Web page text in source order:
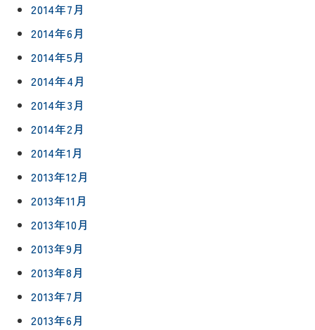
2014年7月
2014年6月
2014年5月
2014年4月
2014年3月
2014年2月
2014年1月
2013年12月
2013年11月
2013年10月
2013年9月
2013年8月
2013年7月
2013年6月